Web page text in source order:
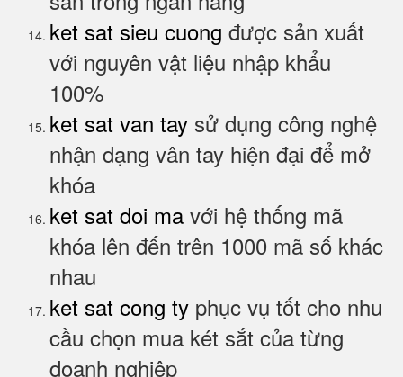
ket sat sieu cuong được sản xuất
với nguyên vật liệu nhập khẩu
100%
ket sat van tay sử dụng công nghệ
nhận dạng vân tay hiện đại để mở
khóa
ket sat doi ma với hệ thống mã
khóa lên đến trên 1000 mã số khác
nhau
ket sat cong ty phục vụ tốt cho nhu
cầu chọn mua két sắt của từng
doanh nghiệp